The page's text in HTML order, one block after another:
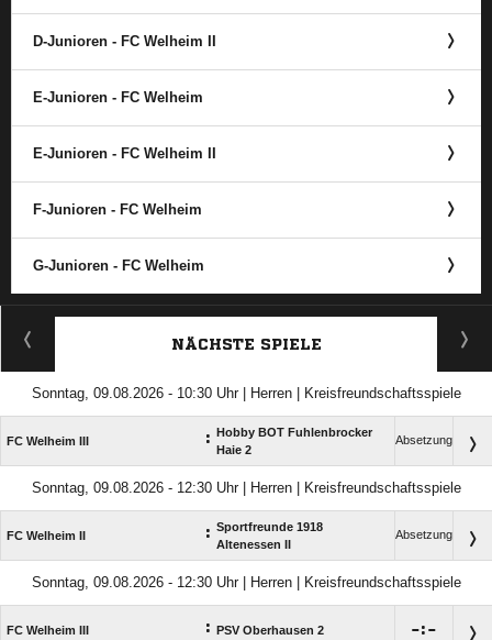
D-Junioren - FC Welheim II
E-Junioren - FC Welheim
E-Junioren - FC Welheim II
F-Junioren - FC Welheim
G-Junioren - FC Welheim
ANZEIGE
NÄCHSTE SPIELE
Sonntag, 09.08.2026 - 10:30 Uhr | Herren | Kreisfreundschaftsspiele
FC Welheim III : Hobby BOT Fuhlenbrocker
Haie 2
Absetzung
Sonntag, 09.08.2026 - 12:30 Uhr | Herren | Kreisfreundschaftsspiele
FC Welheim II : Sportfreunde 1918
Altenessen II
Absetzung
Sonntag, 09.08.2026 - 12:30 Uhr | Herren | Kreisfreundschaftsspiele
FC Welheim III : PSV Oberhausen 2 :